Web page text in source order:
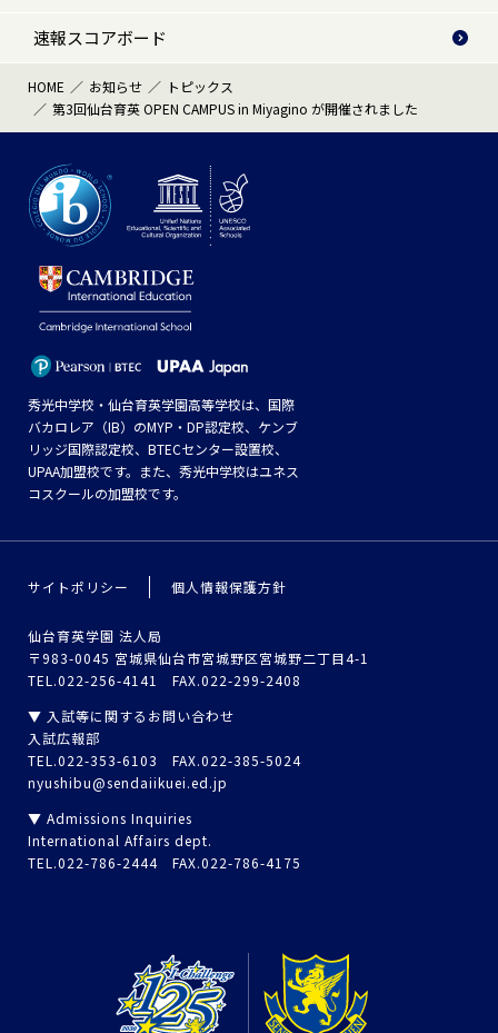
速報スコアボード
HOME お知らせ
トピックス
第3回仙台育英 OPEN CAMPUS in Miyagino が開催されました
秀光中学校・仙台育英学園高等学校は、国際
バカロレア（IB）のMYP・DP認定校、ケンブ
リッジ国際認定校、BTECセンター設置校、
UPAA加盟校です。また、秀光中学校はユネス
コスクールの加盟校です。
サイトポリシー 個人情報保護方針
仙台育英学園 法人局
〒983-0045 宮城県仙台市宮城野区宮城野二丁目4-1
TEL.022-256-4141 FAX.022-299-2408
▼ 入試等に関するお問い合わせ
入試広報部
TEL.022-353-6103 FAX.022-385-5024
nyushibu@sendaiikuei.ed.jp
▼ Admissions Inquiries
International Affairs dept.
TEL.022-786-2444 FAX.022-786-4175